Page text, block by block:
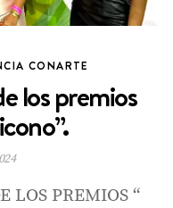
CONARTE
los premios
LOS PREMIOS “